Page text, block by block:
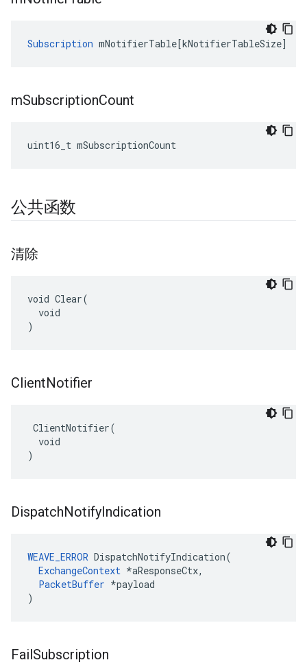
Subscription mNotifierTable[kNotifierTableSize]
mSubscriptionCount
uint16_t mSubscriptionCount
公共函数
清除
void Clear(
  void
)
ClientNotifier
ClientNotifier(
  void
)
DispatchNotifyIndication
WEAVE_ERROR DispatchNotifyIndication(
ExchangeContext *aResponseCtx,
PacketBuffer *payload
)
FailSubscription